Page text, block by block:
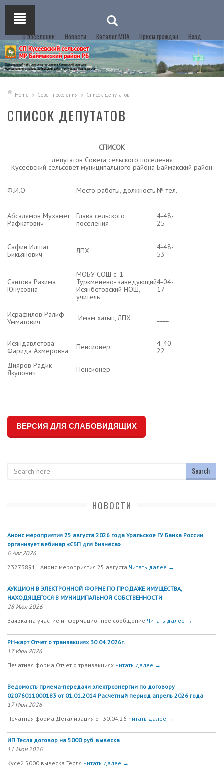
О поселении Новости Каталог МПА Прием граждан Вход
Home Совет поселения Список депутатов
СПИСОК ДЕПУТАТОВ
СПИСОК
депутатов Совета сельского поселения
Кусеевский сельсовет муниципального района Баймакский район
Ф.И.О. Место работы, должность № тел.
Абсалямов Мухамет
Рафкатович
Глава сельского
поселения
4-48-
25
Сафин Илшат
Бикьянович
ЛПХ
4-48-
53
Саитова Разима
Юнусовна
МОБУ СОШ с. 1
Туркменево- заведующий
Исянбетовский НОШ,
учитель
4-04-
17
Исрафилов Ралиф
Умматович
Имам хатып, ЛПХ
Исяндавлетова
Фарида Ахмеровна
Пенсионер
4-40-
22
Дияров Радик
Якупович
Пенсионер
ВЕРСИЯ ДЛЯ СЛАБОВИДЯЩИХ
НОВОСТИ
Анонс мероприятия 25 августа 2026 года Уральское ГУ Банка России
организует вебинар «СБП для бизнеса»
6 Авг 2026
232738911 Анонс мероприятия 25 августа Читать далее →
АУКЦИОН В ЭЛЕКТРОННОЙ ФОРМЕ ПО ПРОДАЖЕ ИМУЩЕСТВА,
НАХОДЯЩЕГОСЯ В МУНИЦИПАЛЬНОЙ СОБСТВЕННОСТИ
28 Июл 2026
Заявка на участие информационное сообщение Читать далее →
РН-карт Отчет о транзакциях 30.04.2026г.
17 Июн 2026
Печатная форма Отчет о транзакциях Читать далее →
Ведомость приема-передачи электроэнергии по договору
02076011000183 от 01.01.2014 Расчетный период апрель 2026 года
17 Июн 2026
Печатная форма Детализация от 30.04.26 Читать далее →
ИП Тесля договор на 5000 руб. вывеска
11 Июн 2026
Кусей 5000 вывеска Тесля Читать далее →